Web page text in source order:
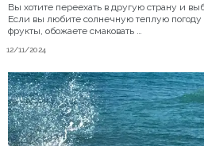
12/11/2024
Вы хотите переехать в другую страну и
Если вы любите солнечную теплую
фрукты, обожаете смаковать …